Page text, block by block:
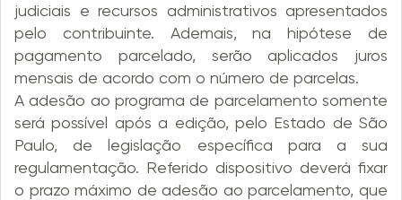
judiciais e recursos administrativos apresentados
pelo contribuinte. Ademais, na hipótese de
pagamento parcelado, serão aplicados juros
mensais de acordo com o número de parcelas.
A adesão ao programa de parcelamento somente
será possível após a edição, pelo Estado de São
Paulo, de legislação específica para a sua
regulamentação. Referido dispositivo deverá fixar
o prazo máximo de adesão ao parcelamento, que